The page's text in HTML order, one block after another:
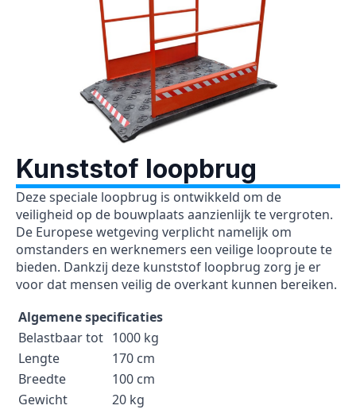
Kunststof loopbrug
Deze speciale loopbrug is ontwikkeld om de
veiligheid op de bouwplaats aanzienlijk te vergroten.
De Europese wetgeving verplicht namelijk om
omstanders en werknemers een veilige looproute te
bieden. Dankzij deze kunststof loopbrug zorg je er
voor dat mensen veilig de overkant kunnen bereiken.
Belastbaar tot 1000 kg
Algemene specificaties
Lengte
170 cm
Breedte
100 cm
Gewicht
20 kg